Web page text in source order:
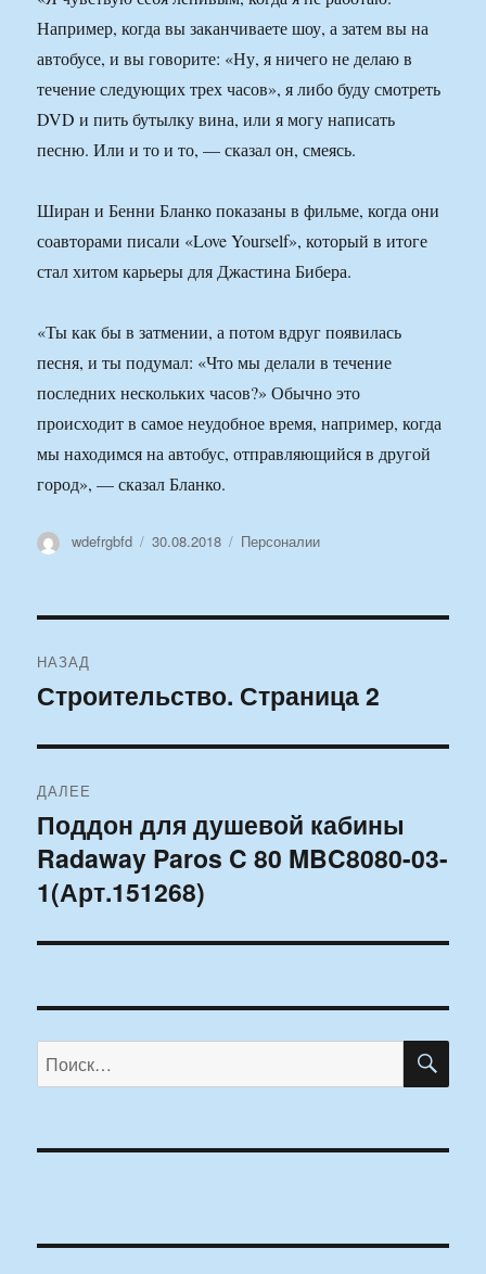
Например, когда вы заканчиваете шоу, а затем вы на
автобусе, и вы говорите: «Ну, я ничего не делаю в
течение следующих трех часов», я либо буду смотреть
DVD и пить бутылку вина, или я могу написать
песню. Или и то и то, — сказал он, смеясь.
Ширан и Бенни Бланко показаны в фильме, когда они
соавторами писали «Love Yourself», который в итоге
стал хитом карьеры для Джастина Бибера.
«Ты как бы в затмении, а потом вдруг появилась
песня, и ты подумал: «Что мы делали в течение
последних нескольких часов?» Обычно это
происходит в самое неудобное время, например, когда
мы находимся на автобус, отправляющийся в другой
город», — сказал Бланко.
Автор
wdefrgbfd Опубликовано
30.08.2018 Рубрики
Персоналии
по
НАЗАД
Предыдущая
Строительство. Страница 2
ДАЛЕЕ
Следующая
запись:
Поддон для душевой кабины
Radaway Paros C 80 MBC8080-03-
1(Арт.151268)
Искать: